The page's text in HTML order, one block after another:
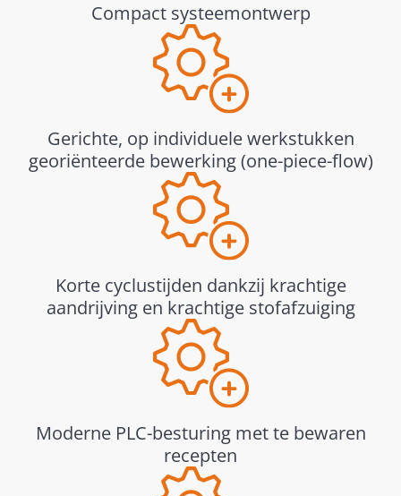
Compact systeemontwerp
Gerichte, op individuele werkstukken
georiënteerde bewerking (one-piece-flow)
Korte cyclustijden dankzij krachtige
aandrijving en krachtige stofafzuiging
Moderne PLC-besturing met te bewaren
recepten